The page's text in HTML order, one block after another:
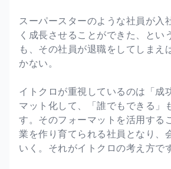
スーパースターのような社員が入
く成長させることができた、とい
も、その社員が退職をしてしまえ
かない。
イトクロが重視しているのは「成
マット化して、「誰でもできる」
す。そのフォーマットを活用する
業を作り育てられる社員となり、
いく。それがイトクロの考え方です